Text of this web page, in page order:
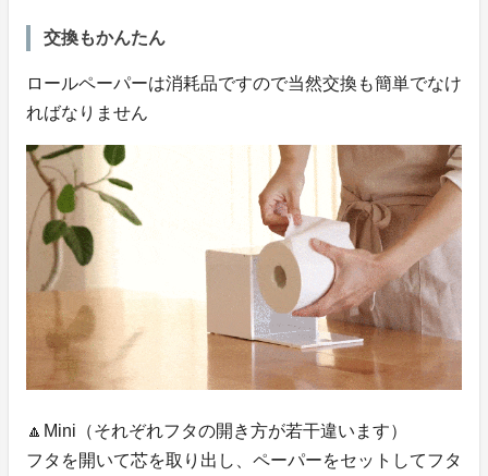
交換もかんたん
ロールペーパーは消耗品ですので当然交換も簡単でなけ
ればなりません
🔼Mini（それぞれフタの開き方が若干違います）
フタを開いて芯を取り出し、ペーパーをセットしてフタ